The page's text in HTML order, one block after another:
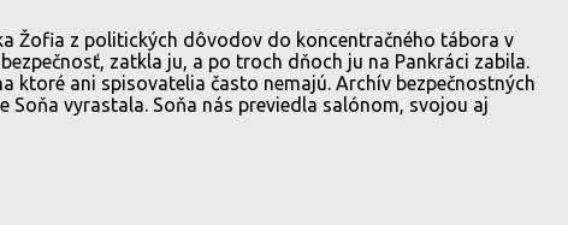
Žofia z politických dôvodov do koncentračného tábora v
zatkla ju, a po troch dňoch ju na Pankráci zabila.
ktoré ani spisovatelia často nemajú. Archív bezpečnostných
vyrastala. Soňa nás previedla salónom, svojou aj